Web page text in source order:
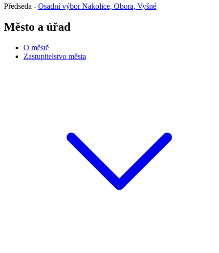
Předseda - Osadní výbor Nakolice, Obora, Vyšné
Město a úřad
O městě
Zastupitelstvo města